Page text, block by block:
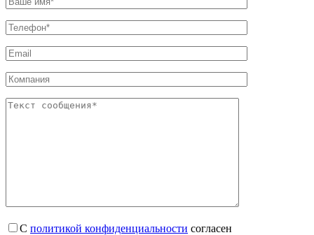
С политикой конфиденциальности согласен